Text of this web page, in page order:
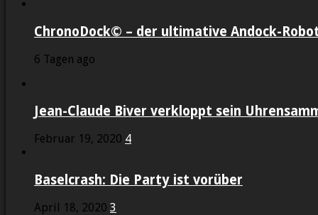
ChronoDock© – der ultimative Andock-
6 Tagen ago
Jean-Claude Biver verkloppt sein
Februar 19, 2020 4
Baselcrash: Die Party ist vorüber
April 18, 2020 3